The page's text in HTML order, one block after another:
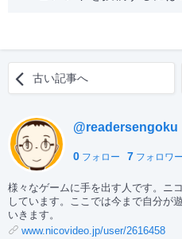
古い記事へ
@readersengoku
0 フォロー 7 フォロワー
様々なゲームに手を出す人です。ニ
しています。ここでは今まで自分が
いきます。
www.nicovideo.jp/user/2616458